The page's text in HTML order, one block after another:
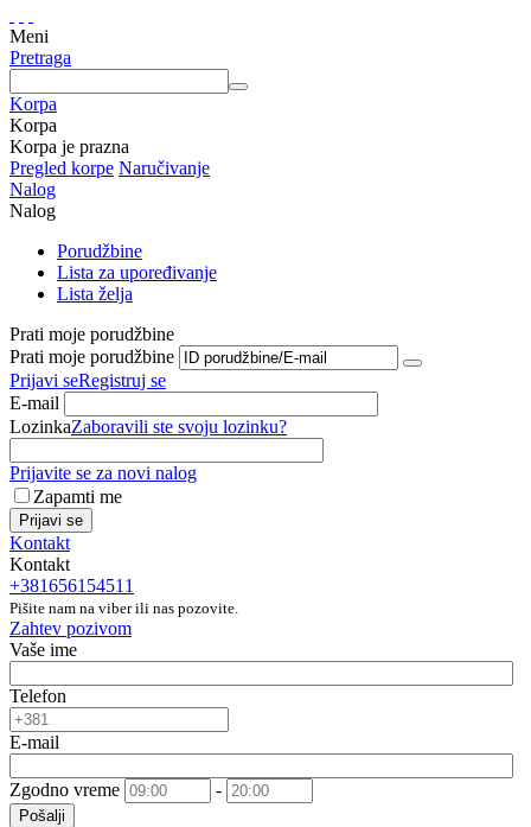
Meni
Pretraga
Korpa
Korpa
Korpa je prazna
Pregled korpe Naručivanje
Nalog
Nalog
Porudžbine
Lista za upoređivanje
Lista želja
Prati moje porudžbine
Prati moje porudžbine
Prijavi seRegistruj se
E-mail
LozinkaZaboravili ste svoju lozinku?
Prijavite se za novi nalog
Zapamti me
Prijavi se
Kontakt
Kontakt
+381656154511
Pišite nam na viber ili nas pozovite.
Zahtev pozivom
Vaše ime
Telefon
E-mail
Zgodno vreme -
Pošalji